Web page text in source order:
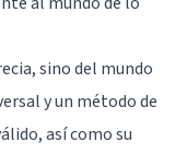
sino del mundo
y un método de
así como su